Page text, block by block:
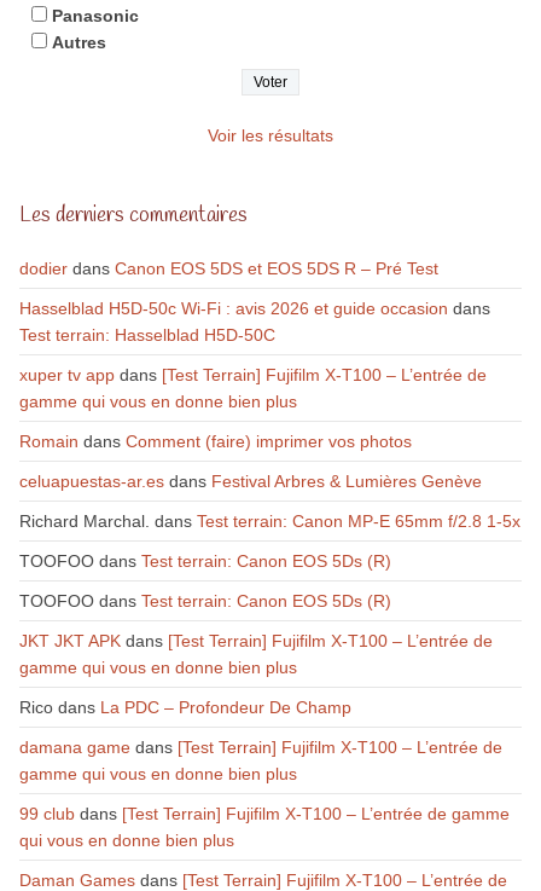
Panasonic
Autres
Voir les résultats
Les derniers commentaires
dodierdans Canon EOS 5DS et EOS 5DS R – Pré Test
Hasselblad H5D-50c Wi-Fi : avis 2026 et guide occasion dans
Test terrain: Hasselblad H5D-50C
xuper tv appdans [Test Terrain] Fujifilm X-T100 – L’entrée de
gamme qui vous en donne bien plus
Romain dans Comment (faire) imprimer vos photos
celuapuestas-ar.esdans Festival Arbres & Lumières Genève
Richard Marchal. dans Test terrain: Canon MP-E 65mm f/2.8 1-5x
TOOFOOdans Test terrain: Canon EOS 5Ds (R)
TOOFOOdans Test terrain: Canon EOS 5Ds (R)
JKT JKT APKdans [Test Terrain] Fujifilm X-T100 – L’entrée de
gamme qui vous en donne bien plus
Ricodans La PDC – Profondeur De Champ
damana gamedans [Test Terrain] Fujifilm X-T100 – L’entrée de
gamme qui vous en donne bien plus
99 clubdans [Test Terrain] Fujifilm X-T100 – L’entrée de gamme
qui vous en donne bien plus
Daman Gamesdans [Test Terrain] Fujifilm X-T100 – L’entrée de